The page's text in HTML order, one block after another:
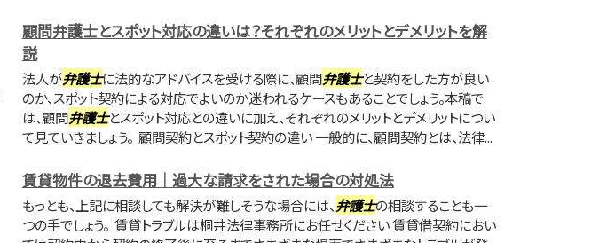
顧問弁護士とスポット対応の違いは？それぞれのメリットとデメリットを解
説
法人が弁護士に法的なアドバイスを受ける際に、顧問弁護士と契約をした方が良い
のか、スポット契約による対応でよいのか迷われるケースもあることでしょう。本稿で
は、顧問弁護士とスポット対応との違いに加え、それぞれのメリットとデメリットについ
て見ていきましょう。 顧問契約とスポット契約の違い 一般的に、顧問契約とは、法律...
賃貸物件の退去費用｜過大な請求をされた場合の対処法
もっとも、上記に相談しても解決が難しそうな場合には、 弁護士の相談することも一
つの手でしょう。 賃貸トラブルは桐井法律事務所にお任せください 賃貸借契約におい